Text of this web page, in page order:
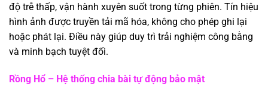
độ trễ thấp, vận hành xuyên suốt trong từng phiên. Tín hiệu
hình ảnh được truyền tải mã hóa, không cho phép ghi lại
hoặc phát lại. Điều này giúp duy trì trải nghiệm công bằng
và minh bạch tuyệt đối.
Rồng Hổ – Hệ thống chia bài tự động bảo mật